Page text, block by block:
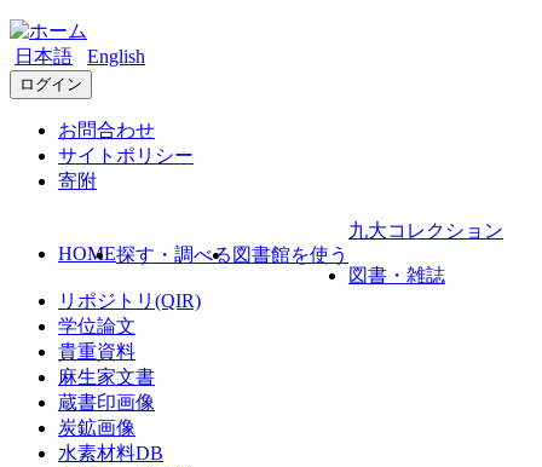
日本語 English
ログイン
お問合わせ
サイトポリシー
寄附
HOME探す・調べる 図書館を使う
九大コレクション
図書・雑誌
リポジトリ(QIR)
学位論文
貴重資料
麻生家文書
蔵書印画像
炭鉱画像
水素材料DB